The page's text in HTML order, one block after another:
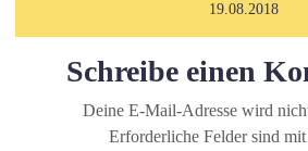
19.08.2018
Schreibe einen
Deine E-Mail-Adresse wird
Erforderliche Felder sind mit